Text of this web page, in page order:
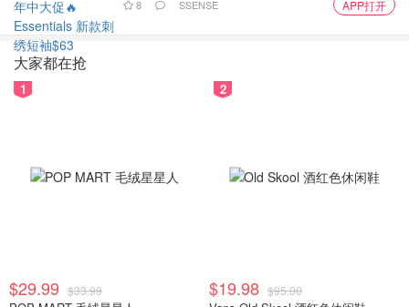
8 SSENSE APP打开
大家都在抢
1
$29.99 $33.99
2
$19.98 $95.00